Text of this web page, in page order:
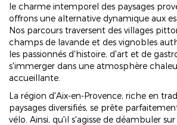
le charme intemporel des paysages
offrons une alternative dynamique aux
Nos parcours traversent des villages
champs de lavande et des vignobles
les passionnés d'histoire, d'art et de
s'immerger dans une atmosphère
accueillante.
La région d'Aix-en-Provence, riche en
paysages diversifiés, se prête
vélo. Ainsi, qu'il s'agisse de déambuler